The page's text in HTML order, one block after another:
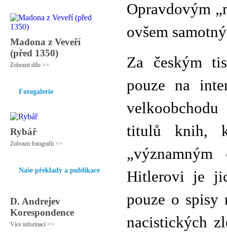
Madona z Veveří
(před 1350)
Zobrazit dílo >>
Fotogalerie
Rybář
Zobrazit fotografii >>
Naše překlady a publikace
D. Andrejev
Korespondence
Více informací >>
Opravdovým
ovšem
Za českým
pouze na
titulů knih,
Hitlerovi je
pouze o spisy
nacistických